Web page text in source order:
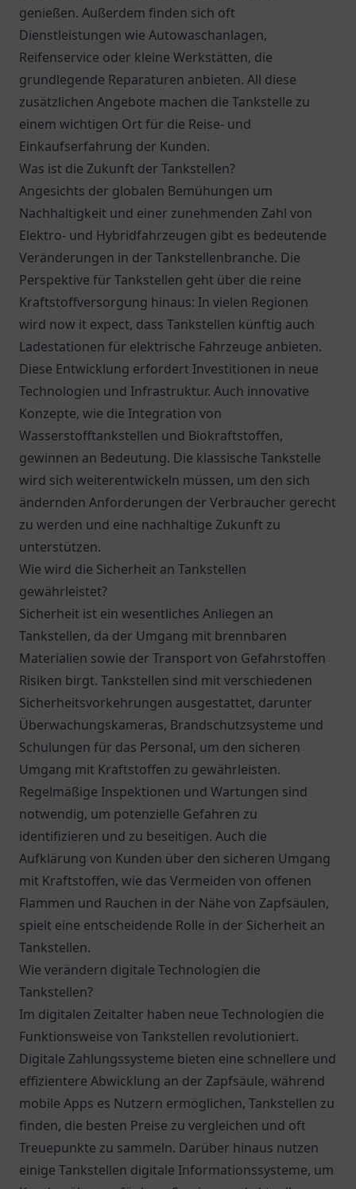
genießen. Außerdem finden sich oft
Dienstleistungen wie Autowaschanlagen,
Reifenservice oder kleine Werkstätten, die
grundlegende Reparaturen anbieten. All diese
zusätzlichen Angebote machen die Tankstelle zu
einem wichtigen Ort für die Reise- und
Einkaufserfahrung der Kunden.
Was ist die Zukunft der Tankstellen?
Angesichts der globalen Bemühungen um
Nachhaltigkeit und einer zunehmenden Zahl von
Elektro- und Hybridfahrzeugen gibt es bedeutende
Veränderungen in der Tankstellenbranche. Die
Perspektive für Tankstellen geht über die reine
Kraftstoffversorgung hinaus: In vielen Regionen
wird now it expect, dass Tankstellen künftig auch
Ladestationen für elektrische Fahrzeuge anbieten.
Diese Entwicklung erfordert Investitionen in neue
Technologien und Infrastruktur. Auch innovative
Konzepte, wie die Integration von
Wasserstofftankstellen und Biokraftstoffen,
gewinnen an Bedeutung. Die klassische Tankstelle
wird sich weiterentwickeln müssen, um den sich
ändernden Anforderungen der Verbraucher gerecht
zu werden und eine nachhaltige Zukunft zu
unterstützen.
Wie wird die Sicherheit an Tankstellen
gewährleistet?
Sicherheit ist ein wesentliches Anliegen an
Tankstellen, da der Umgang mit brennbaren
Materialien sowie der Transport von Gefahrstoffen
Risiken birgt. Tankstellen sind mit verschiedenen
Sicherheitsvorkehrungen ausgestattet, darunter
Überwachungskameras, Brandschutzsysteme und
Schulungen für das Personal, um den sicheren
Umgang mit Kraftstoffen zu gewährleisten.
Regelmäßige Inspektionen und Wartungen sind
notwendig, um potenzielle Gefahren zu
identifizieren und zu beseitigen. Auch die
Aufklärung von Kunden über den sicheren Umgang
mit Kraftstoffen, wie das Vermeiden von offenen
Flammen und Rauchen in der Nähe von Zapfsäulen,
spielt eine entscheidende Rolle in der Sicherheit an
Tankstellen.
Wie verändern digitale Technologien die
Tankstellen?
Im digitalen Zeitalter haben neue Technologien die
Funktionsweise von Tankstellen revolutioniert.
Digitale Zahlungssysteme bieten eine schnellere und
effizientere Abwicklung an der Zapfsäule, während
mobile Apps es Nutzern ermöglichen, Tankstellen zu
finden, die besten Preise zu vergleichen und oft
Treuepunkte zu sammeln. Darüber hinaus nutzen
einige Tankstellen digitale Informationssysteme, um